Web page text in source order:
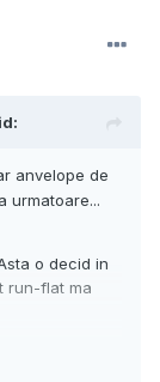
anvelope de
urmatoare...
o decid in
run-flat ma